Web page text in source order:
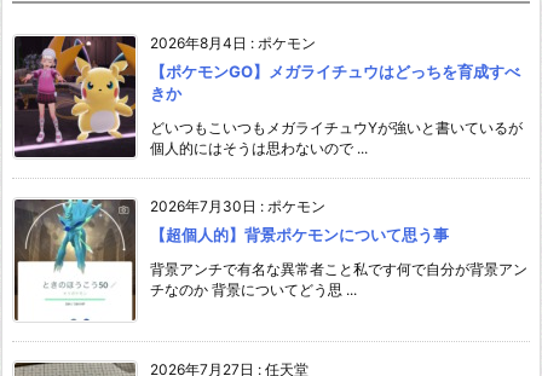
2026年8月4日 : ポケモン
【ポケモンGO】メガライチュウはどっちを育成すべ
きか
どいつもこいつもメガライチュウYが強いと書いているが
個人的にはそうは思わないので ...
2026年7月30日 : ポケモン
【超個人的】背景ポケモンについて思う事
背景アンチで有名な異常者こと私です何で自分が背景アン
チなのか 背景についてどう思 ...
2026年7月27日 : 任天堂